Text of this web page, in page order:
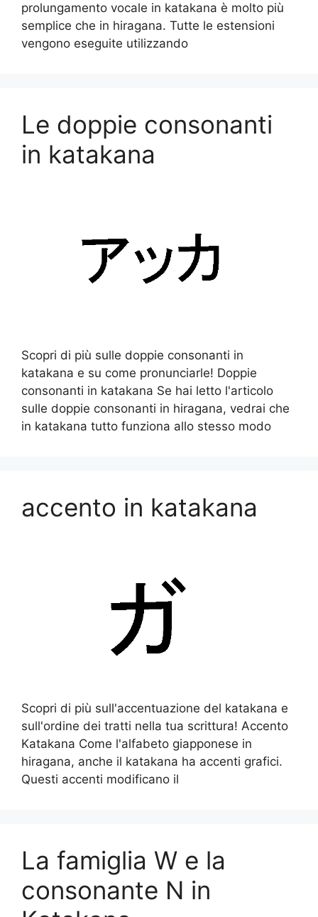
prolungamento vocale in katakana è molto più
semplice che in hiragana. Tutte le estensioni
vengono eseguite utilizzando
Le doppie consonanti
in katakana
Scopri di più sulle doppie consonanti in
katakana e su come pronunciarle! Doppie
consonanti in katakana Se hai letto l'articolo
sulle doppie consonanti in hiragana, vedrai che
in katakana tutto funziona allo stesso modo
accento in katakana
Scopri di più sull'accentuazione del katakana e
sull'ordine dei tratti nella tua scrittura! Accento
Katakana Come l'alfabeto giapponese in
hiragana, anche il katakana ha accenti grafici.
Questi accenti modificano il
La famiglia W e la
consonante N in